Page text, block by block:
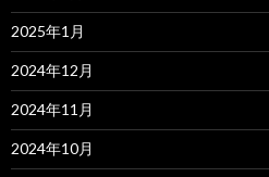
2025年1月
2024年12月
2024年11月
2024年10月